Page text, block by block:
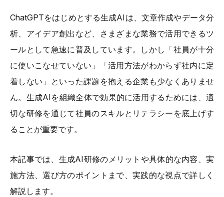
ChatGPTをはじめとする生成AIは、文章作成やデータ分
析、アイデア創出など、さまざまな業務で活用できるツ
ールとして急速に普及しています。しかし「社員が十分
に使いこなせていない」「活用方法がわからず社内に定
着しない」といった課題を抱える企業も少なくありませ
ん。生成AIを組織全体で効果的に活用するためには、適
切な研修を通じて社員のスキルとリテラシーを底上げす
ることが重要です。
本記事では、生成AI研修のメリットや具体的な内容、実
施方法、選び方のポイントまで、実践的な視点で詳しく
解説します。